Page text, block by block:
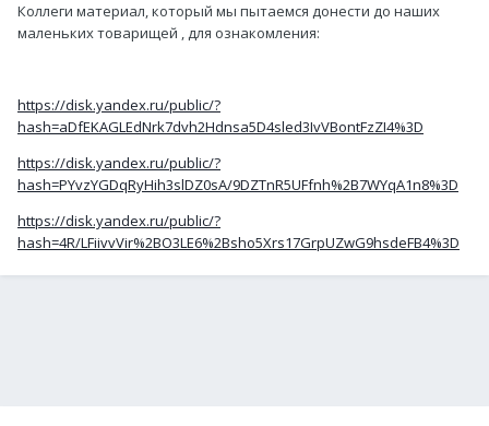
Коллеги материал, который мы пытаемся донести до наших
маленьких товарищей , для ознакомления:
https://disk.yandex.ru/public/?
hash=aDfEKAGLEdNrk7dvh2Hdnsa5D4sled3IvVBontFzZI4%3D
https://disk.yandex.ru/public/?
hash=PYvzYGDqRyHih3slDZ0sA/9DZTnR5UFfnh%2B7WYqA1n8%3D
https://disk.yandex.ru/public/?
hash=4R/LFiivvVir%2BO3LE6%2Bsho5Xrs17GrpUZwG9hsdeFB4%3D